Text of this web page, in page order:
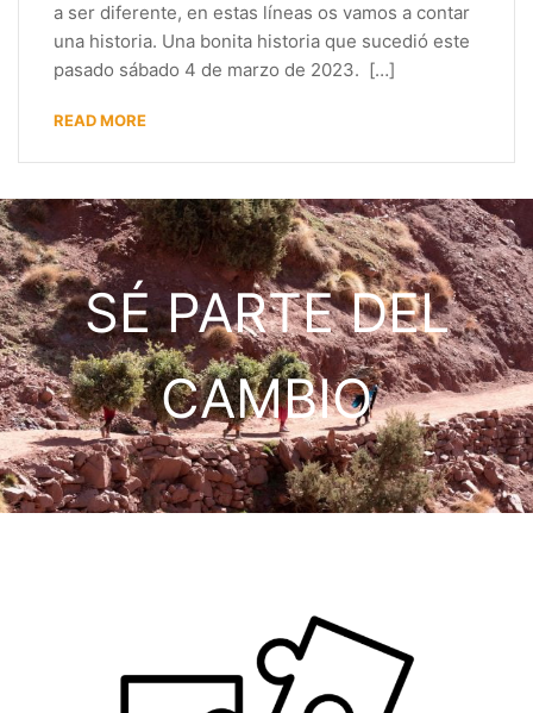
a ser diferente, en estas líneas os vamos a contar
una historia. Una bonita historia que sucedió este
pasado sábado 4 de marzo de 2023. […]
READ MORE
SÉ PARTE DEL
CAMBIO